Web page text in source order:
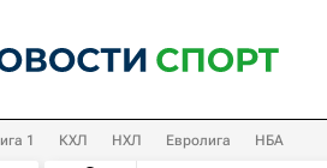
1 КХЛ НХЛ Евролига НБА